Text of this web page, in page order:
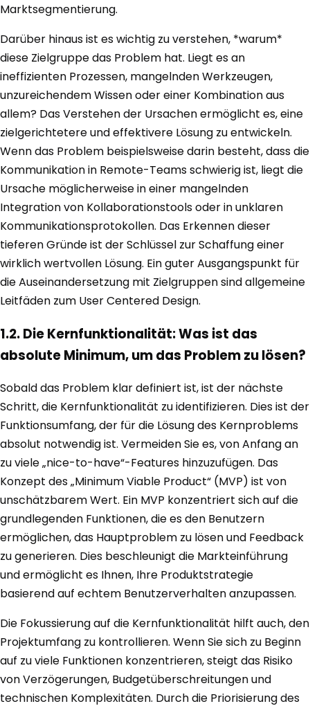
Marktsegmentierung.
Darüber hinaus ist es wichtig zu verstehen, *warum*
diese Zielgruppe das Problem hat. Liegt es an
ineffizienten Prozessen, mangelnden Werkzeugen,
unzureichendem Wissen oder einer Kombination aus
allem? Das Verstehen der Ursachen ermöglicht es, eine
zielgerichtetere und effektivere Lösung zu entwickeln.
Wenn das Problem beispielsweise darin besteht, dass die
Kommunikation in Remote-Teams schwierig ist, liegt die
Ursache möglicherweise in einer mangelnden
Integration von Kollaborationstools oder in unklaren
Kommunikationsprotokollen. Das Erkennen dieser
tieferen Gründe ist der Schlüssel zur Schaffung einer
wirklich wertvollen Lösung. Ein guter Ausgangspunkt für
die Auseinandersetzung mit Zielgruppen sind allgemeine
Leitfäden zum User Centered Design.
1.2. Die Kernfunktionalität: Was ist das
absolute Minimum, um das Problem zu lösen?
Sobald das Problem klar definiert ist, ist der nächste
Schritt, die Kernfunktionalität zu identifizieren. Dies ist der
Funktionsumfang, der für die Lösung des Kernproblems
absolut notwendig ist. Vermeiden Sie es, von Anfang an
zu viele „nice-to-have“-Features hinzuzufügen. Das
Konzept des „Minimum Viable Product“ (MVP) ist von
unschätzbarem Wert. Ein MVP konzentriert sich auf die
grundlegenden Funktionen, die es den Benutzern
ermöglichen, das Hauptproblem zu lösen und Feedback
zu generieren. Dies beschleunigt die Markteinführung
und ermöglicht es Ihnen, Ihre Produktstrategie
basierend auf echtem Benutzerverhalten anzupassen.
Die Fokussierung auf die Kernfunktionalität hilft auch, den
Projektumfang zu kontrollieren. Wenn Sie sich zu Beginn
auf zu viele Funktionen konzentrieren, steigt das Risiko
von Verzögerungen, Budgetüberschreitungen und
technischen Komplexitäten. Durch die Priorisierung des